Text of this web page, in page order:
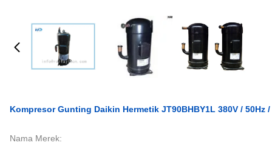
Kompresor Gunting Daikin Hermetik JT90BHBY1L 380V / 50Hz /
Nama Merek: